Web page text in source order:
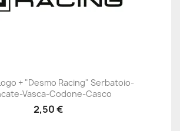
+ "Desmo Racing" Serbatoio-
Vasca-Codone-Casco
2,50 €